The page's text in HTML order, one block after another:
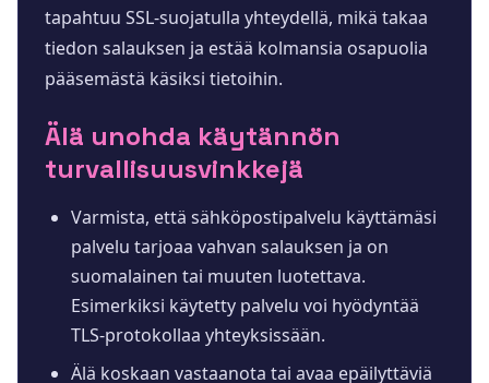
tapahtuu SSL-suojatulla yhteydellä, mikä takaa
tiedon salauksen ja estää kolmansia osapuolia
pääsemästä käsiksi tietoihin.
Älä unohda käytännön
turvallisuusvinkkejä
Varmista, että sähköpostipalvelu käyttämäsi
palvelu tarjoaa vahvan salauksen ja on
suomalainen tai muuten luotettava.
Esimerkiksi käytetty palvelu voi hyödyntää
TLS-protokollaa yhteyksissään.
Älä koskaan vastaanota tai avaa epäilyttäviä